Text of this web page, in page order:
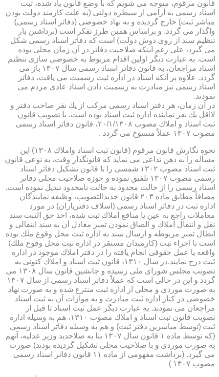
قانون مرقوم، متوجه می شویم كه با وضع قانون یاد شده، ثبت
اسناد رسمی به آرامی از سیطره دولتی (به علت كارمند دولت بودن
مباشر ثبت) خارج گردیده و به نهاد خصوصی (دفاتر اسناد رسمی)
واگذار می گردد. و براساس همین طرز تفكر است (برداشتن بار
تنظیم سند از روی دوش دولت) است كه دفاتر اسناد رسمی شكل
می گیرد، علی رغم اینكه صلاحیت دفاتر در آن زمان محلی بوده
است. به عبارت دیگر اولین اقدام مربوط به خصوصی سازی تنظیم
اسناد مراجعان، به قانون دفاتر اسناد رسمی سال ۱۳۰۷ باز می
گردد. علاوه بر آنكه اسناد در اداره ثبت رسمیت می یافت، دفاتر
اسناد رسمی نیز مبادرت به رسمیت دادن اسناد عادی مردم می
نمودند.
در آن زمان، هر دفتر اسناد رسمی مركب از یك نفر صاحب دفتر و
لااقل یك نفر نماینده اداره ثبت اسناد بوده است. با تصویب قانون
ثبت اسناد و املاك مصوب ۲۰/۱/۱۳۰۸، قانون دفاتر اسناد رسمی
مصوب ۱۳۰۷ عملاً منسوخ می گردد .
نحوه نگارش قانون مرقوم (قانون ثبت اسناد واملاك ۱۳۰۸) این
مسأله را به ذهن تداعی می نماید كه قانونگذار وقت، به نوعی قانون
ثبت اسناد مصوب ۱۳۰۲ شمسی را با قانون تشكیل دفاتر اسناد
رسمی مصوب ۱۳۰۷ تلفیق نموده و حوزه صلاحیت محلی دفاتر
اسناد رسمی را از حالت محدود به حالت نامحدود تبدیل نموده است.
مضافاً مطابق ماده ۲۰۳ قانون جدیدالتصویب، وظیفه نمایندگان
اداره ثبت در دفاتر اسناد رسمی (اسلاف دفتریاران) در مورد
معاملات راجع به عین یا منافع املاك ثبت شده، اخذ حق الثبت سند
نقل و انتقال املاك و الصاق نمودن تمبر معادل آن به سند انتقالی و
ابطال تمبر مربوطه و ارسال سند به اداره ثبت محل وقوع ملك بوده
است تا اجزاء ثبت (كارمندان مستقر در اداره ثبت محل وقوع ملك)
واقعه یا عمل حقوقی انجام یافته را در دفتر املاك موجود در اداره
ثبت درج نمایند.در سال ۱۳۱۰، قانون ثبت اسناد و املاك كنونی به
تصویب مجلس شورای ملی رسیده و جانشین قانون سال ۱۳۰۸ می
گردد و این در حالی است كه عملاً دفاتر اسناد رسمی از سال ۱۳۰۷
به صورت موردی و محلی از اداره ثبت منتزع شده و به صورت نهاد
خصوصی در كنار اداره ثبت مبادرت و به موازات آن به ثبت اسناد
مراجعان می نمودند. به عبارت دیگر عمل ثبت اسناد تا قبل از
تصویب قانون ثبت اسناد و املاك مصوب ۱۳۱۰، هم به وسیله اداره
ثبت (توسط مباشرین دفتر ثبت) و هم به وسیله دفاتر اسناد رسمی
(كه توسط ماده ۱ قانون سال ۱۳۰۷ بنا به صلاحدید وزیر عدلیه، آنهم
به صورت موردی و با صلاحیت محلی تشكیل گردیده بودند) صورت
می گیرد. (برداشت مفهومی از ماده ۱۱ قانون دفاتر اسناد رسمی
مصوب ۱۳۰۷ )